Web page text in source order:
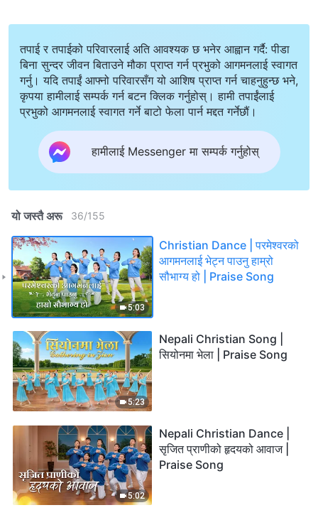
तपाई र तपाईको परिवारलाई अति आवश्यक छ भनेर आह्वान गर्दै: पीडा
बिना सुन्दर जीवन बिताउने मौका प्राप्त गर्न प्रभुको आगमनलाई स्वागत
गर्नु। यदि तपाईं आफ्नो परिवारसँग यो आशिष प्राप्त गर्न चाहनुहुन्छ भने,
कृपया हामीलाई सम्पर्क गर्न बटन क्लिक गर्नुहोस्। हामी तपाईंलाई
प्रभुको आगमनलाई स्वागत गर्ने बाटो फेला पार्न मद्दत गर्नेछौं।
हामीलाई Messenger मा सम्पर्क गर्नुहोस्
यो जस्तै अरू 36/155
5:03
Christian Dance | परमेश्‍वरको
आगमनलाई भेट्न पाउनु हाम्रो
सौभाग्य हो | Praise Song
5:23
Nepali Christian Song |
सियोनमा भेला | Praise Song
5:02
Nepali Christian Dance |
सृजित प्राणीको हृदयको आवाज |
Praise Song